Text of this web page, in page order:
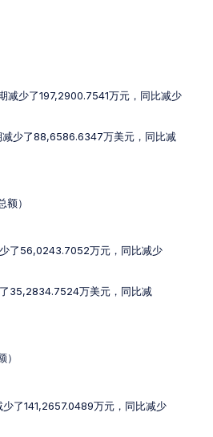
减少了197,2900.7541万元，同比减少
少了88,6586.6347万美元，同比减
）
了56,0243.7052万元，同比减少
35,2834.7524万美元，同比减
了141,2657.0489万元，同比减少